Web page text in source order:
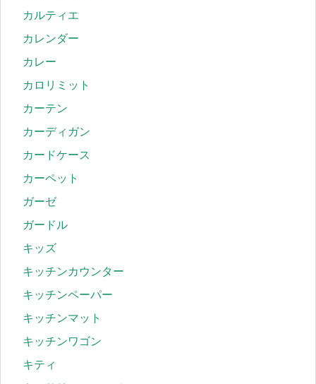
カルティエ
カレンダー
カレー
カロリミット
カーテン
カーディガン
カードケース
カーペット
ガーゼ
ガードル
キッズ
キッチンカウンター
キッチンペーパー
キッチンマット
キッチンワゴン
キティ